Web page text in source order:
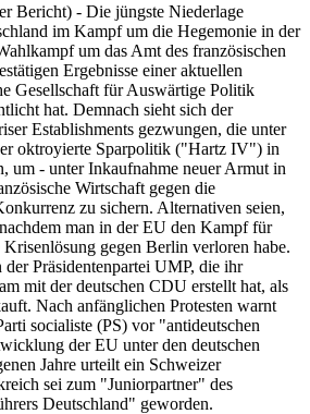
Bericht) - Die jüngste Niederlage
im Kampf um die Hegemonie in der
um das Amt des französischen
Ergebnisse einer aktuellen
Gesellschaft für Auswärtige Politik
hat. Demnach sieht sich der
Establishments gezwungen, die unter
oktroyierte Sparpolitik ("Hartz IV") in
um - unter Inkaufnahme neuer Armut in
Wirtschaft gegen die
zu sichern. Alternativen seien,
man in der EU den Kampf für
gegen Berlin verloren habe.
Präsidentenpartei UMP, die ihr
mit der deutschen CDU erstellt hat, als
Nach anfänglichen Protesten warnt
socialiste (PS) vor "antideutschen
der EU unter den deutschen
Jahre urteilt ein Schweizer
sei zum "Juniorpartner" des
Deutschland" geworden.